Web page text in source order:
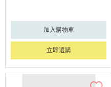
加入購物車
立即選購